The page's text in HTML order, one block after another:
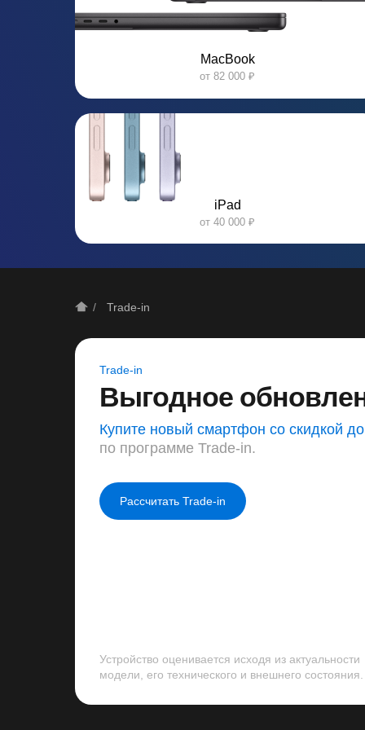
от 40 000 ₽
iPad
от 82 000 ₽
MacBook
Устройство оценивается исходя из актуальности
модели, его технического и внешнего состояния.
Рассчитать Trade-in
Купите новый смартфон со скидкой
по программе Trade-in.
Выгодное
Trade-in
Trade-in
/